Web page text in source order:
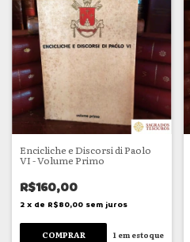
Encicliche e Discorsi di Paolo
VI - Volume Primo
R$160,00
2 x de R$80,00 sem juros
1em estoque